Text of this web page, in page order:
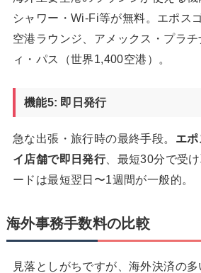
シャワー・Wi-Fi等が無料。エポス
空港ラウンジ、アメックス・プラ
ィ・パス（世界1,400空港）。
機能5: 即日発行
急な出張・旅行時の最終手段。 エ
イ店舗で即日発行、最短30分で受
ードは最短翌日〜1週間が一般的。
海外事務手数料の比較
見落としがちですが、海外決済の